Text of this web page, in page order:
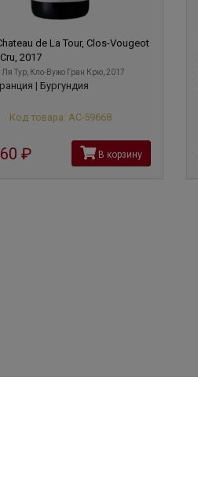
de La Tour, Clos-Vougeot
2017
Ля Тур, Кло-Вужо Гран Крю, 2017
| Бургундия
Код товара: АС-59668
В корзину